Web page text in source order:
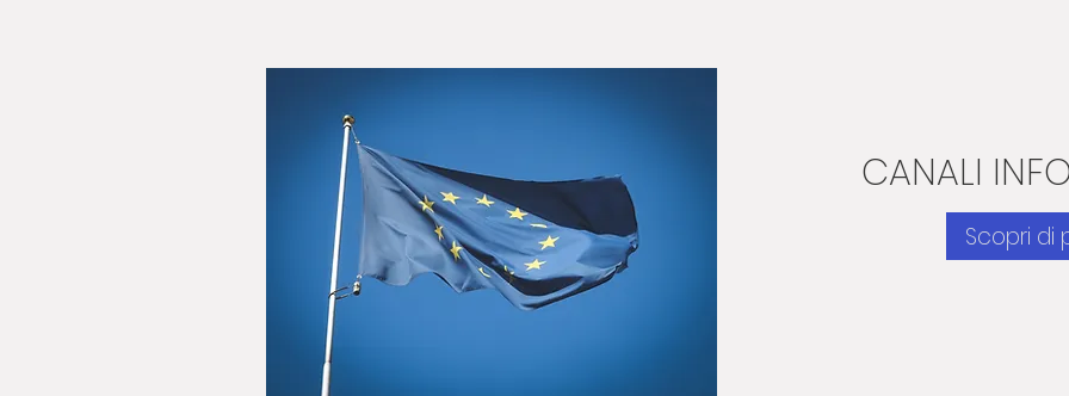
CANALI
Scopri di